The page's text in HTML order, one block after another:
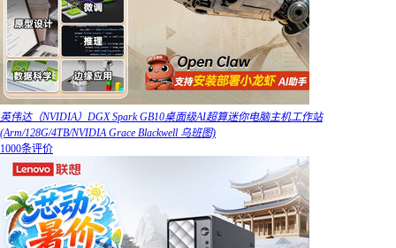
英伟达（NVIDIA）DGX Spark GB10桌面级AI超算迷你电脑主机工作站
(Arm/128G/4TB/NVIDIA Grace Blackwell 乌班图)
1000条评价